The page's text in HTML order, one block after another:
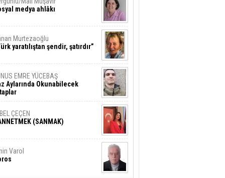
medya ahlâkı
Murtezaoğlu
yaratılıştan şendir, şatırdır”
EMRE YÜCEBAŞ
Aylarında Okunabilecek
ÇEÇEN
(SANMAK)
Varol